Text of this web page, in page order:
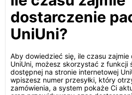
dostarczenie
UniUni?
Aby dowiedzieć się, ile czasu
UniUni, możesz skorzystać z funkcji
dostępnej na stronie internetowej
wpiszesz numer przesyłki, który
zamówienia, a system pokaże Ci